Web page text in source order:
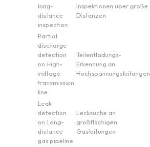
long-
distance
inspection
Inspektionen über große
Distanzen
Partial
discharge
detection
on High-
voltage
transmission
line
Teilentladungs-
Erkennung an
Hochspannungsleitungen
Leak
detection
on Long-
distance
gas pipeline
Lecksuche an
großflächigen
Gasleitungen